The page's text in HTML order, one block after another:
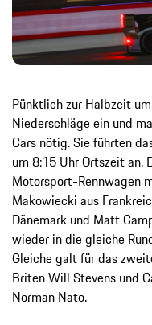
Pünktlich zur Halbzeit
Niederschläge ein und
Cars nötig. Sie führten
um 8:15 Uhr Ortszeit an.
Motorsport-Rennwagen
Makowiecki aus
Dänemark und Matt
wieder in die gleiche
Gleiche galt für das
Briten Will Stevens und
Norman Nato.